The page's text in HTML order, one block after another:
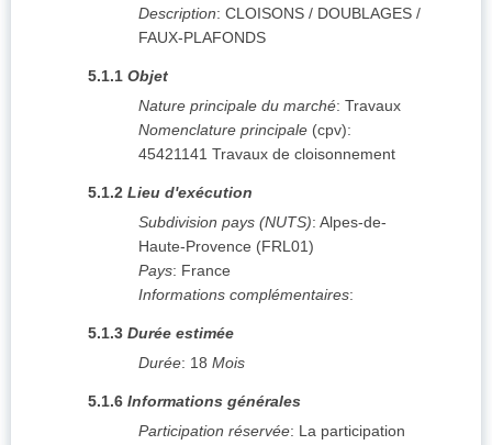
Description: CLOISONS / DOUBLAGES /
FAUX-PLAFONDS
5.1.1 Objet
Nature principale du marché: Travaux
Nomenclature principale (cpv):
45421141 Travaux de cloisonnement
5.1.2 Lieu d'exécution
Subdivision pays (NUTS): Alpes-de-
Haute-Provence (FRL01)
Pays: France
Informations complémentaires:
5.1.3 Durée estimée
Durée: 18 Mois
5.1.6 Informations générales
Participation réservée: La participation